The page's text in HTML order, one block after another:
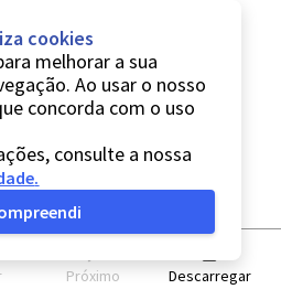
Próximo Descarregar
cookies
melhorar a sua
Ao usar o nosso
concorda com o uso
consulte a nossa
.